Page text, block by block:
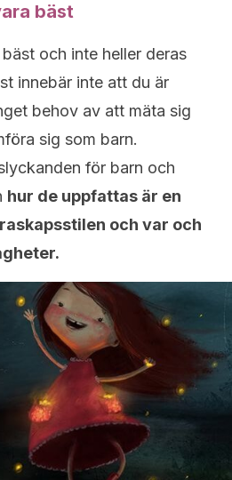
bäst
och inte heller deras
innebär inte att du är
behov av att mäta sig
sig som barn.
för barn och
hur de uppfattas är en
och var och